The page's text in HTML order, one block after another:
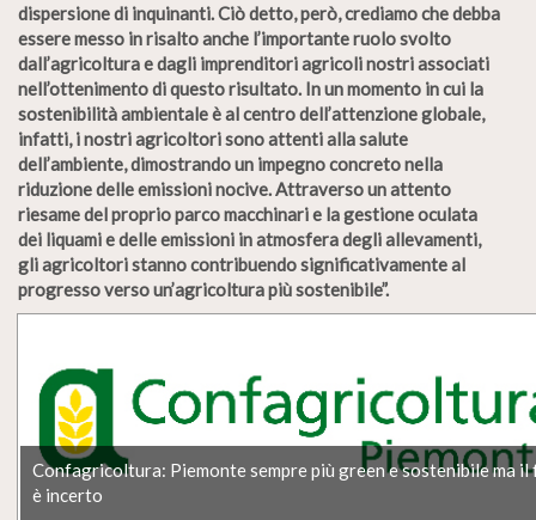
dispersione di inquinanti. Ciò detto, però, crediamo che debba
essere messo in risalto anche l’importante ruolo svolto
dall’agricoltura e dagli imprenditori agricoli nostri associati
nell’ottenimento di questo risultato. In un momento in cui la
sostenibilità ambientale è al centro dell’attenzione globale,
infatti, i nostri agricoltori sono attenti alla salute
dell’ambiente, dimostrando un impegno concreto nella
riduzione delle emissioni nocive. Attraverso un attento
riesame del proprio parco macchinari e la gestione oculata
dei liquami e delle emissioni in atmosfera degli allevamenti,
gli agricoltori stanno contribuendo significativamente al
progresso verso un’agricoltura più sostenibile”.
Confagricoltura: Piemonte sempre più green e sostenibile ma
è incerto